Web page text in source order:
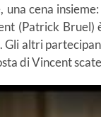
cena
(Patrick Bruel)
Gli altri
di Vincent